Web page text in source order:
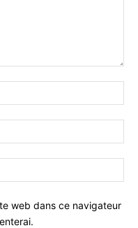
web dans ce navigateur